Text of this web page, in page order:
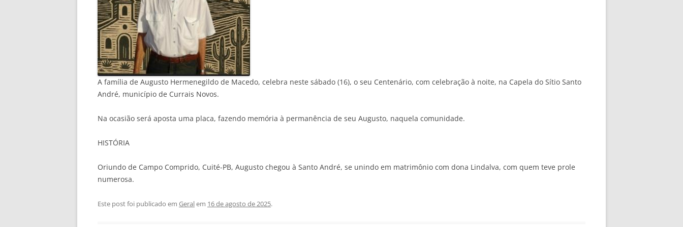
A família de Augusto Hermenegildo de Macedo, celebra neste sábado (16), o seu Centenário, com celebração à noite, na Capela do Sítio Santo
André, município de Currais Novos.
Na ocasião será aposta uma placa, fazendo memória à permanência de seu Augusto, naquela comunidade.
HISTÓRIA
Oriundo de Campo Comprido, Cuité-PB, Augusto chegou à Santo André, se unindo em matrimônio com dona Lindalva, com quem teve prole
numerosa.
Este post foi publicado em Geralem 16 de agosto de 2025.